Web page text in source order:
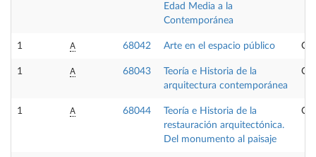
Edad Media a la
Contemporánea
1 A 68042 Arte en el espacio público
1 A 68043
Teoría e Historia de la
arquitectura contemporánea
1 A 68044
Teoría e Historia de la
restauración arquitectónica.
Del monumento al paisaje